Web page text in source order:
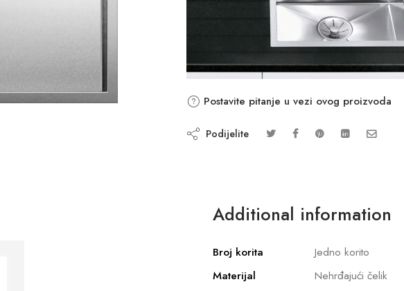
Postavite pitanje u vezi ovog proizvoda
Podijelite
Additional information
Broj korita
Jedno korito
Materijal
Nehrđajući čelik